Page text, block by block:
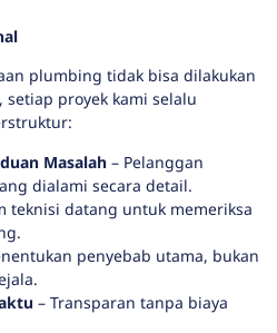
plumbing tidak bisa dilakukan
proyek kami selalu
Masalah – Pelanggan
dialami secara detail.
teknisi datang untuk memeriksa
penyebab utama, bukan
– Transparan tanpa biaya